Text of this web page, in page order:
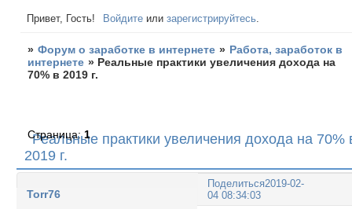
Привет, Гость! Войдите илизарегистрируйтесь
» Форум о заработке в интернете » Работа, заработок в
интернете » Реальные практики увеличения дохода на
70% в 2019 г.
Реальные практики увеличения дохода на 70%
2019 г.
Страница:1
Поделиться2019-02-
04 08:34:03
Torr76